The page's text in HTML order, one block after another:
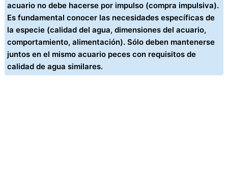
acuario no debe hacerse por impulso (compra impulsiva).
Es fundamental conocer las necesidades específicas de
la especie (calidad del agua, dimensiones del acuario,
comportamiento, alimentación). Sólo deben mantenerse
juntos en el mismo acuario peces con requisitos de
calidad de agua similares.